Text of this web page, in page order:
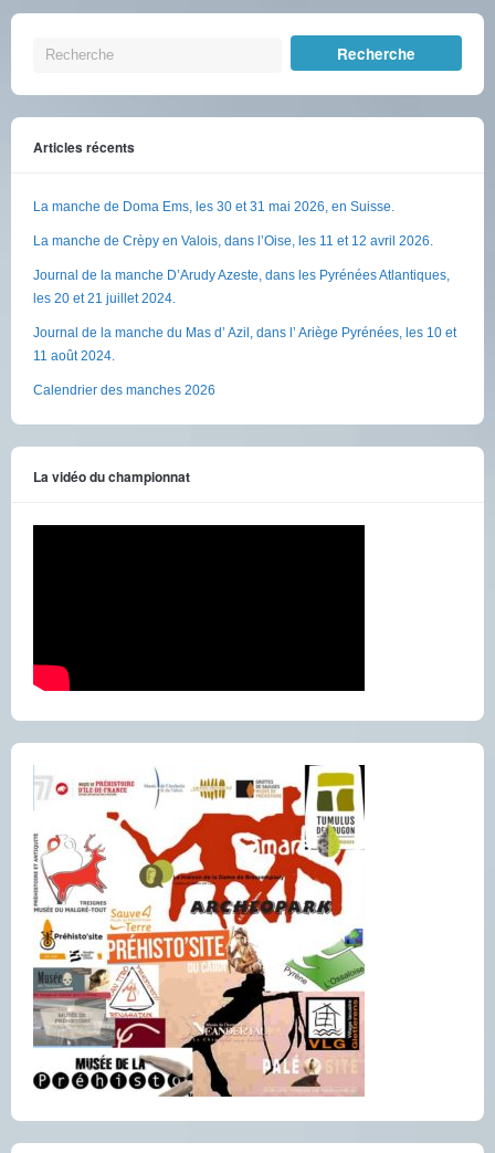
Articles récents
La manche de Doma Ems, les 30 et 31 mai 2026, en Suisse.
La manche de Crèpy en Valois, dans l’Oise, les 11 et 12 avril 2026.
Journal de la manche D’Arudy Azeste, dans les Pyrénées Atlantiques,
les 20 et 21 juillet 2024.
Journal de la manche du Mas d’ Azil, dans l’ Ariège Pyrénées, les 10 et
11 août 2024.
Calendrier des manches 2026
La vidéo du championnat